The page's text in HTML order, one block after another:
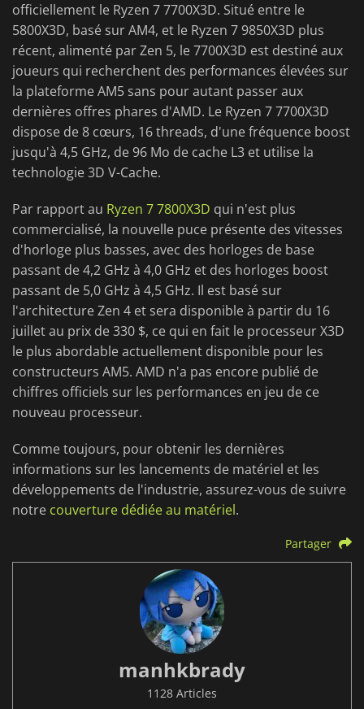
officiellement le Ryzen 7 7700X3D. Situé entre le
5800X3D, basé sur AM4, et le Ryzen 7 9850X3D plus
récent, alimenté par Zen 5, le 7700X3D est destiné aux
joueurs qui recherchent des performances élevées sur
la plateforme AM5 sans pour autant passer aux
dernières offres phares d'AMD. Le Ryzen 7 7700X3D
dispose de 8 cœurs, 16 threads, d'une fréquence boost
jusqu'à 4,5 GHz, de 96 Mo de cache L3 et utilise la
technologie 3D V-Cache.
Par rapport au Ryzen 7 7800X3D qui n'est plus
commercialisé, la nouvelle puce présente des vitesses
d'horloge plus basses, avec des horloges de base
passant de 4,2 GHz à 4,0 GHz et des horloges boost
passant de 5,0 GHz à 4,5 GHz. Il est basé sur
l'architecture Zen 4 et sera disponible à partir du 16
juillet au prix de 330 $, ce qui en fait le processeur X3D
le plus abordable actuellement disponible pour les
constructeurs AM5. AMD n'a pas encore publié de
chiffres officiels sur les performances en jeu de ce
nouveau processeur.
Comme toujours, pour obtenir les dernières
informations sur les lancements de matériel et les
développements de l'industrie, assurez-vous de suivre
notre couverture dédiée au matériel.
Partager
manhkbrady
1128 Articles